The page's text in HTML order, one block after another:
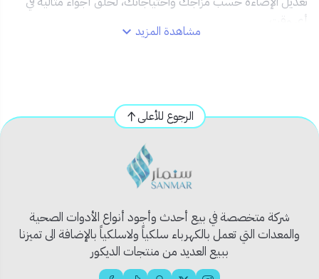
أي وقت.
والمكاتب الحديثة.
💡 قدرة تحكم حتى 500 واط – مثالي للمبات القابلة
🔄 قرص دوّار لتحكم سهل وسلس في شدة الإضاءة.
📏 مقاس قياسي 7x7 لتناسق مثالي مع مفاتيح الإنارة
⚙️ خامات عالية الجودة لضمان أداء مستقر وعمر أطول.
📦محتويات المنتج:
دايمر لمبة أسود بيانو بقدرة 500 واط
مشاهدة المزيد
الرجوع للأعلى
شركة متخصصة في بيع أحدث وأجود أنواع الأدوات الصحية
والمعدات التي تعمل بالكهرباء سلكياً ولاسلكياً بالإضافة الى تميزنا
ببيع العديد من منتجات الديكور